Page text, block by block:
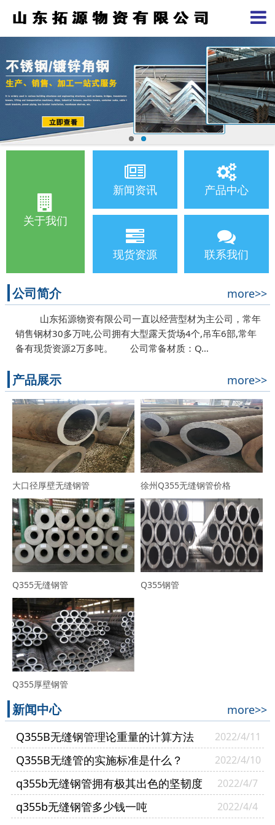
关于我们
新闻资讯 产品中心
现货资源 联系我们
公司简介 more>>
山东拓源物资有限公司一直以经营型材为主公司，常年
销售钢材30多万吨,公司拥有大型露天货场4个,吊车6部,常年
备有现货资源2万多吨。 公司常备材质：Q…
产品展示 more>>
大口径厚壁无缝钢管 徐州Q355无缝钢管价格
Q355无缝钢管 Q355钢管
Q355厚壁钢管
新闻中心
more>>
Q355B无缝钢管理论重量的计算方法
2022/4/11
Q355B无缝管的实施标准是什么？ 2022/4/10
q355b无缝钢管拥有极其出色的坚韧度 2022/4/7
q355b无缝钢管多少钱一吨 2022/4/4